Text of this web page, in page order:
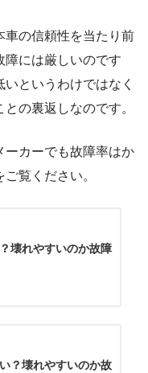
車の信頼性を当たり前
障には厳しいのです
というわけではなく
の裏返しなのです。
ーカーでも故障率はか
覧ください。
壊れやすいのか故障
？壊れやすいのか故